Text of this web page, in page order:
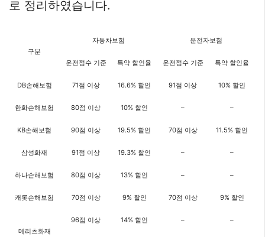
로 정리하였습니다.
구분
자동차보험 운전자보험
운전점수 기준 특약 할인율 운전점수 기준 특약 할인율
DB손해보험 71점 이상 16.6% 할인 91점 이상 10% 할인
한화손해보험 80점 이상 10% 할인 – –
KB손해보험 90점 이상 19.5% 할인 70점 이상 11.5% 할인
삼성화재 91점 이상 19.3% 할인 – –
하나손해보험 80점 이상 13% 할인 – –
캐롯손해보험 70점 이상 9% 할인 70점 이상 9% 할인
메리츠화재
96점 이상 14% 할인 – –